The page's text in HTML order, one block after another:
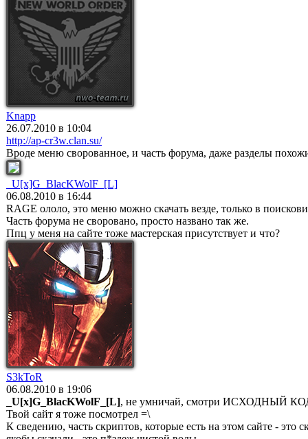
Knapp
26.07.2010 в 10:04
http://ap-cr3w.clan.su/
Вроде меню сворованное, и часть форума, даже разделы
_U[x]G_BlacKWolF_[L]
06.08.2010 в 16:44
RAGE ололо, это меню можно скачать везде, только в
Часть форума не своровано, просто названо так же.
Ппц у меня на сайте тоже мастерская присутствует и что?
S3kToR
06.08.2010 в 19:06
_U[x]G_BlacKWolF_[L], не умничай, смотри ИСХОДНЫЙ КОД
Твой сайт я тоже посмотрел =\
К сведению, часть скриптов, которые есть на этом сайте -